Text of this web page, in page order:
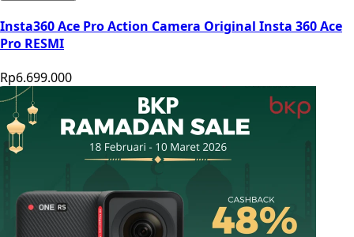
Insta360 Ace Pro Action Camera Original Insta 360 Ace
Pro RESMI
Rp6.699.000